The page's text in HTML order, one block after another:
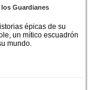
Guardianes
épicas de su
un mítico escuadrón
mundo.